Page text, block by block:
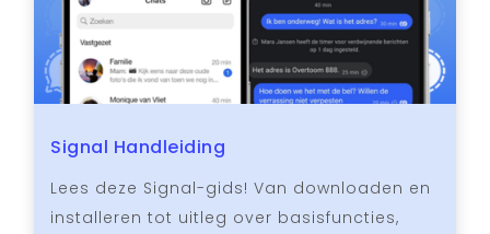
Signal Handleiding
Lees deze Signal-gids! Van downloaden en
installeren tot uitleg over basisfuncties,